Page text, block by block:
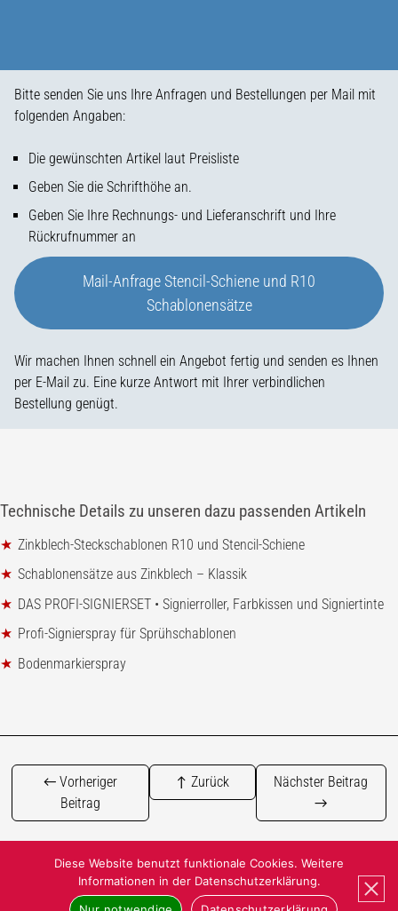
Bitte senden Sie uns Ihre Anfragen und Bestellungen per Mail mit
folgenden Angaben:
Die gewünschten Artikel laut Preisliste
Geben Sie die Schrifthöhe an.
Geben Sie Ihre Rechnungs- und Lieferanschrift und Ihre
Rückrufnummer an
Mail-Anfrage Stencil-Schiene und R10
Schablonensätze
Wir machen Ihnen schnell ein Angebot fertig und senden es Ihnen
per E-Mail zu. Eine kurze Antwort mit Ihrer verbindlichen
Bestellung genügt.
Technische Details zu unseren dazu passenden Artikeln
Zinkblech-Steckschablonen R10 und Stencil-Schiene
Schablonensätze aus Zinkblech – Klassik
DAS PROFI-SIGNIERSET • Signierroller, Farbkissen und Signiertinte
Profi-Signierspray für Sprühschablonen
Bodenmarkierspray
← Vorheriger
Beitrag
↑ Zurück
Nächster Beitrag
→
© 2010–2026 SCHABLONEN-TECHNIK Gunnar Hansen |
Diese Website benutzt funktionale Cookies. Weitere
Informationen in der Datenschutzerklärung.